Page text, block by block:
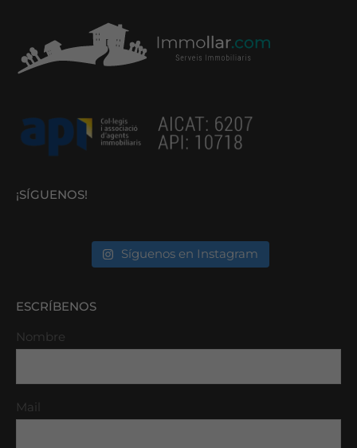
¡SÍGUENOS!
Síguenos en Instagram
ESCRÍBENOS
Nombre
Mail